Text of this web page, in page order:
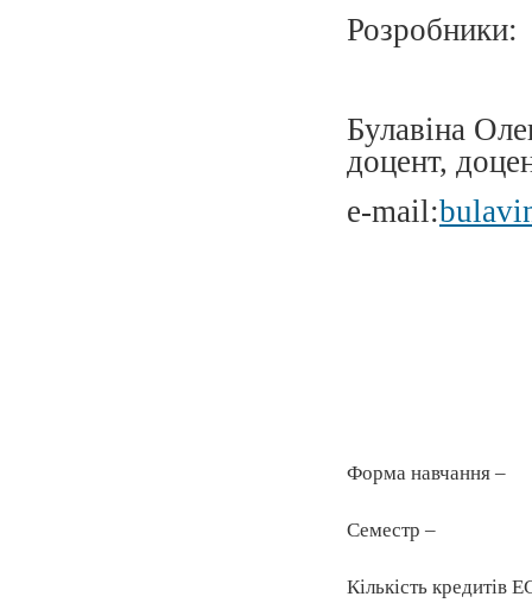
Розробники:
Булавіна
доцент,
e-mail:
Форма навчання ‒
Семестр ‒
Кількість кредитів